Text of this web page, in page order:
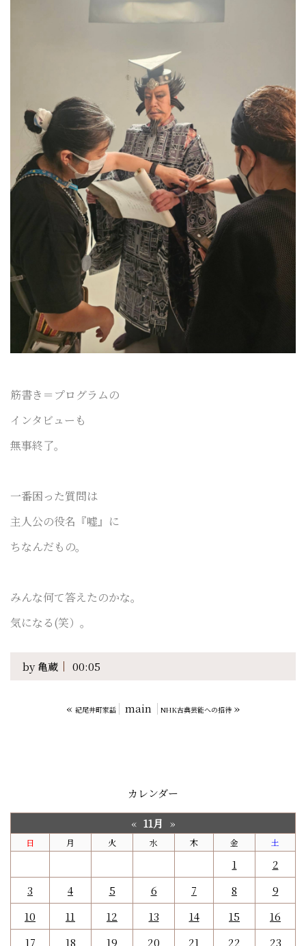
筋書き＝プログラムの
インタビューも
無事終了。
一番困った質問は
主人公の役名『嘘』に
ちなんだもの。
みんな何て答えたのかな。
気になる(笑）。
by亀蔵 00:05
« 紀尾井町家話 main NHK古典芸能への招待 »
カレンダー
« 11月 »
日 月 火 水 木 金 土
1
2
3
4 5 6 7 8
9
10
11 12 13 14 15
16
17
18 19 20 21 22 23